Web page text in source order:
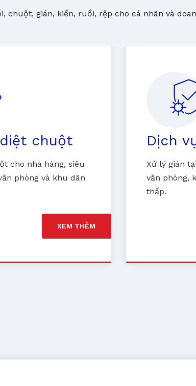
chuột, gián, kiến, ruồi, rệp cho cá nhân và
chuột
cho nhà hàng, siêu
phòng và khu dân
XEM THÊM
Dịch
Xử lý gián
văn phòng,
thấp.